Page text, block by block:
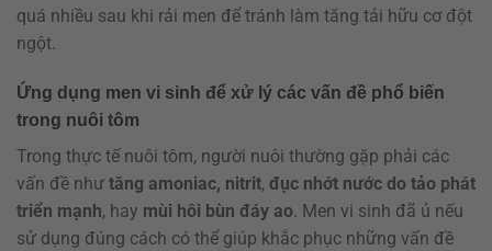
quá nhiều sau khi rải men để tránh làm tăng tải hữu cơ đột
ngột.
Ứng dụng men vi sinh để xử lý các vấn đề phổ biến
trong nuôi tôm
Trong thực tế nuôi tôm, người nuôi thường gặp phải các
vấn đề như tăng amoniac, nitrit, đục nhớt nước do tảo phát
triển mạnh, hay mùi hôi bùn đáy ao. Men vi sinh đã ủ nếu
sử dụng đúng cách có thể giúp khắc phục những vấn đề